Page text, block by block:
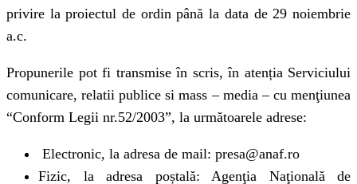
privire la proiectul de ordin până la data de 29 noiembrie
a.c.
Propunerile pot fi transmise în scris, în atenția Serviciului
comunicare, relatii publice si mass – media – cu menţiunea
“Conform Legii nr.52/2003”, la următoarele adrese:
Electronic, la adresa de mail: presa@anaf.ro
Fizic, la adresa poștală: Agenţia Naţională de